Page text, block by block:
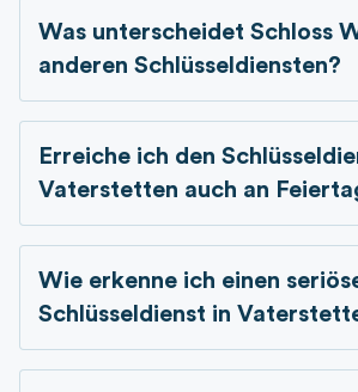
Was unterscheidet Schloss
anderen Schlüsseldiensten?
Erreiche ich den
Vaterstetten auch an
Wie erkenne ich einen
Schlüsseldienst in